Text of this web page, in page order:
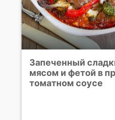
Запеченный
мясом и фетой в
томатном соусе